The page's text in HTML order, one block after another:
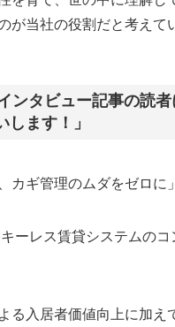
が当社の役割だと考えて
ンタビュー記事の読
します！」
カギ管理のムダをゼロに」
ーレス賃貸システムのコ
る入居者価値向上に加え